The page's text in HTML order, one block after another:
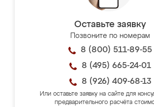
Оставьте заявку
Позвоните по номерам
8 (800) 511-89-55
8 (495) 665-24-01
8 (926) 409-68-13
Или оставьте заявку на сайте для
предварительного расчёта